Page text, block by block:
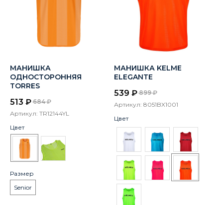
МАНИШКА
ОДНОСТОРОННЯЯ
TORRES
513 ₽ 684 ₽
Артикул: TR12144YL
Цвет
Размер
Senior
МАНИШКА KELME
ELEGANTE
539 ₽ 899 ₽
Артикул: 8051BX1001
Цвет